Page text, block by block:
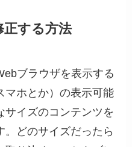
正する方法
ブラウザを表示する
マホとか）の表示可能
サイズのコンテンツを
。どのサイズだったら